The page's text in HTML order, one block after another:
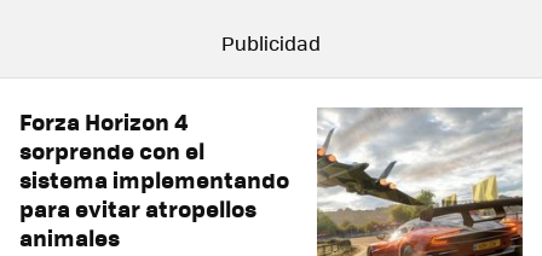
Forza Horizon 4
sorprende con el
sistema implementando
para evitar atropellos
animales